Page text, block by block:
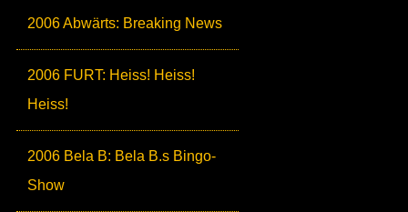
2006 Abwärts: Breaking News
2006 FURT: Heiss! Heiss!
Heiss!
2006 Bela B: Bela B.s Bingo-
Show